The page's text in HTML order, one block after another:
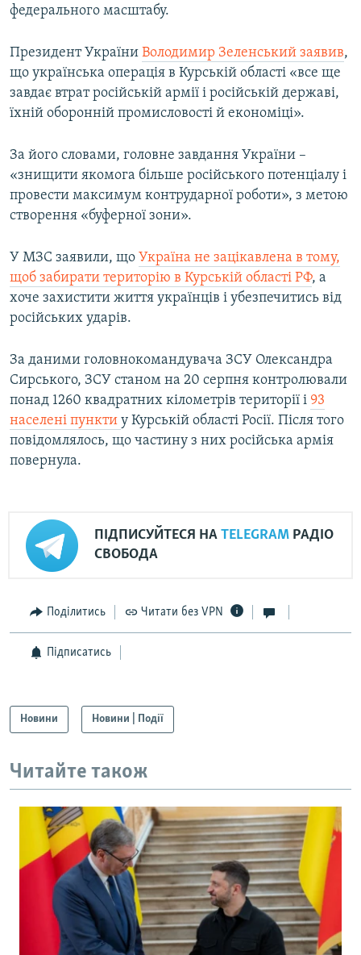
федерального масштабу.
Президент України Володимир Зеленський заявив,
що українська операція в Курській області «все ще
завдає втрат російській армії і російській державі,
їхній оборонній промисловості й економіці».
За його словами, головне завдання України –
«знищити якомога більше російського потенціалу і
провести максимум контрударної роботи», з метою
створення «буферної зони».
У МЗС заявили, що Україна не зацікавлена в тому,
щоб забирати територію в Курській області РФ, а
хоче захистити життя українців і убезпечитись від
російських ударів.
За даними головнокомандувача ЗСУ Олександра
Сирського, ЗСУ станом на 20 серпня контролювали
понад 1260 квадратних кілометрів території і 93
населені пункти у Курській області Росії. Після того
повідомлялось, що частину з них російська армія
повернула.
ПІДПИСУЙТЕСЯ НА TELEGRAM РАДІО
СВОБОДА
Поділитись Читати без VPN
Підписатись
Новини Новини | Події
Читайте також